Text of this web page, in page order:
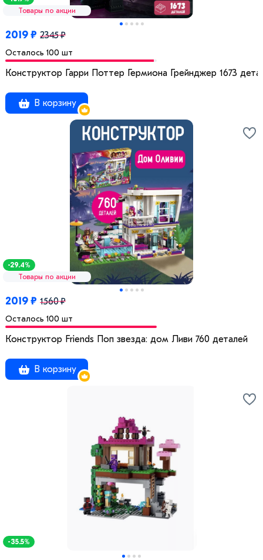
Товары по акции
2019 ₽ 2345 ₽
Осталось 100 шт
Конструктор Гарри Поттер Гермиона Грейнджер 1673
В корзину
-29.4%
Товары по акции
2019 ₽ 1560 ₽
Осталось 100 шт
Конструктор Friends Поп звезда: дом Ливи 760 деталей
В корзину
-35.5%